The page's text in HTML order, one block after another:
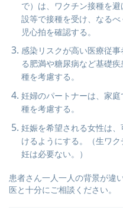
で）は、ワクチン接種を
設等で接種を受け、なる
児⼼拍を確認する。
感染リスクが⾼い医療従
る肥満や糖尿病など基礎
種を考慮する。
妊婦のパートナーは、家
種を考慮する。
妊娠を希望される⼥性は
けるようにする。（⽣ワ
妊は必要ない。）
患者さん⼀⼈⼀⼈の背景が違
医と⼗分にご相談ください。